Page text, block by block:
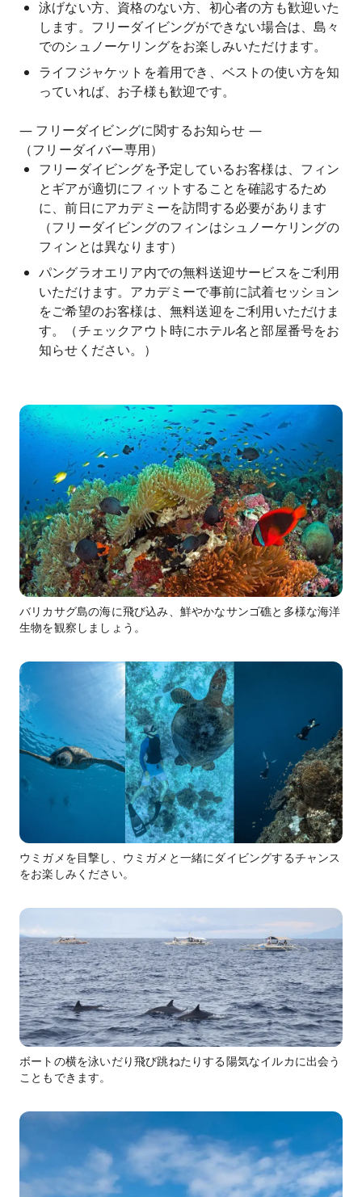
泳げない方、資格のない方、初心者の方も歓迎いた
します。フリーダイビングができない場合は、島々
でのシュノーケリングをお楽しみいただけます。
ライフジャケットを着用でき、ベストの使い方を知
っていれば、お子様も歓迎です。
— フリーダイビングに関するお知らせ —
（フリーダイバー専用）
フリーダイビングを予定しているお客様は、フィン
とギアが適切にフィットすることを確認するため
に、前日にアカデミーを訪問する必要があります
（フリーダイビングのフィンはシュノーケリングの
フィンとは異なります）
パングラオエリア内での無料送迎サービスをご利用
いただけます。アカデミーで事前に試着セッション
をご希望のお客様は、無料送迎をご利用いただけま
す。（チェックアウト時にホテル名と部屋番号をお
知らせください。）
バリカサグ島の海に飛び込み、鮮やかなサンゴ礁と多様な海洋
生物を観察しましょう。
ウミガメを目撃し、ウミガメと一緒にダイビングするチャンス
をお楽しみください。
ボートの横を泳いだり飛び跳ねたりする陽気なイルカに出会う
こともできます。